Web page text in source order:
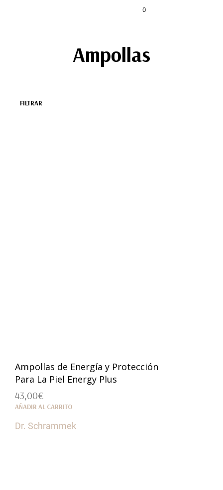
0
Ampollas
FILTRAR
Ampollas de Energía y Protección
Para La Piel Energy Plus
43,00€
AÑADIR AL CARRITO
Dr. Schrammek